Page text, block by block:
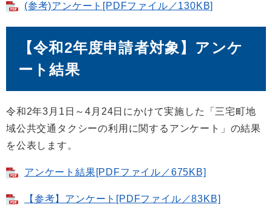
(参考)アンケート[PDFファイル／130KB]
【令和2年度申請者対象】アンケ
ート結果
令和2年3月1日～4月24日にかけて実施した「三宅町地
域公共交通タクシーの利用に関するアンケート」の結果
を公表します。
アンケート結果[PDFファイル／675KB]
【参考】アンケート[PDFファイル／83KB]